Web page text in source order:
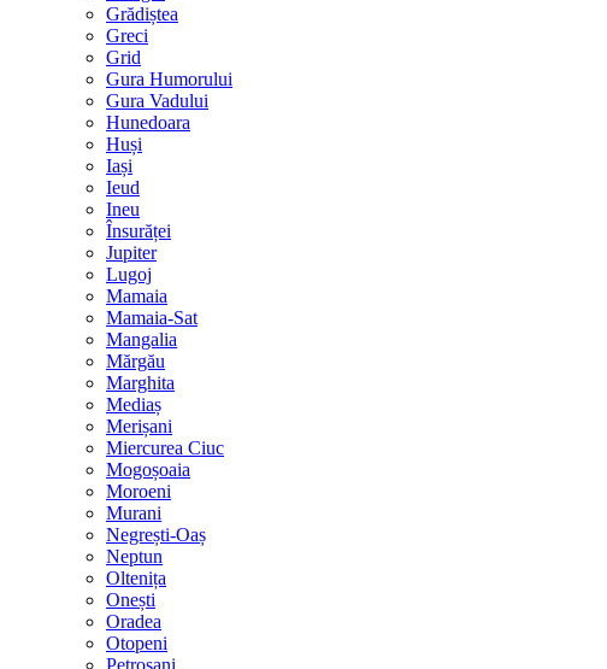
Grădiștea
Greci
Grid
Gura Humorului
Gura Vadului
Hunedoara
Huși
Iași
Ieud
Ineu
Însurăței
Jupiter
Lugoj
Mamaia
Mamaia-Sat
Mangalia
Mărgău
Marghita
Mediaș
Merișani
Miercurea Ciuc
Mogoșoaia
Moroeni
Murani
Negrești-Oaș
Neptun
Oltenița
Onești
Oradea
Otopeni
Petroșani